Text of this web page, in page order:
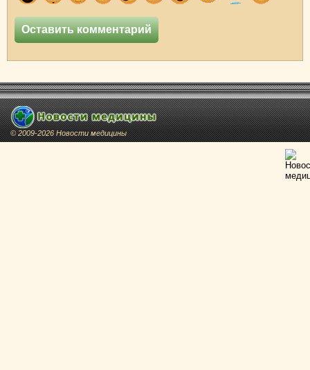
© 2009-2026 Новости медицины